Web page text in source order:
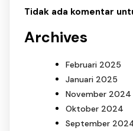
Tidak ada komentar
Archives
Februari 2025
Januari 2025
November 2024
Oktober 2024
September